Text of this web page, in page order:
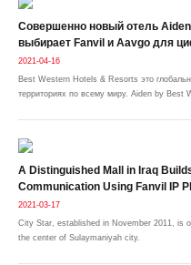
Совершенно новый отель
выбирает Fanvil и Aavgo для
2021-04-16
Best Western Hotels & Resorts это
территориях по всему миру. Aiden by Best
удовлетворить потребности нового
пребывание более индивидуальным и
A Distinguished Mall in Iraq Builds a High-efficiency
Communication Using Fanvil IP
2021-03-17
City Star, established in November 2011, is
the center of Sulaymaniyah city.